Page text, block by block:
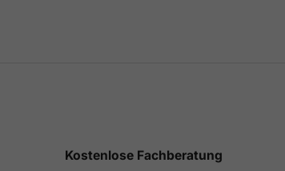
Kostenlose Fachberatung